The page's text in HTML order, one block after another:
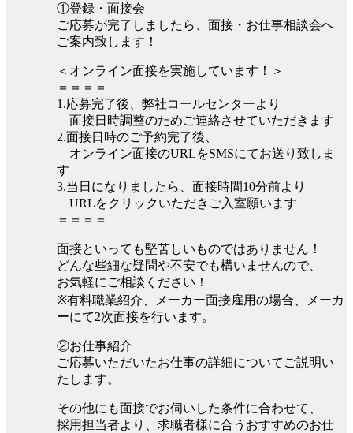
①登録・面接会
ご応募が完了しましたら、面接・お仕事相談会へ
ご案内致します！
＜オンライン面接を実施しています！＞
＝＝＝＝
1.応募完了後、弊社コールセンターより
面接日時調整のためご連絡させていただきます
2.面接日時のご予約完了後、
オンライン面接のURLをSMSにてお送り致しま
す
3.当日になりましたら、面接時間10分前より
URLをクリックいただきご入室願います
＝＝＝＝
面接といっても堅苦しいものではありません！
どんな些細な疑問や不安でも構いませんので、
お気軽にご相談ください！
※有料職業紹介、メーカー面接雇用の場合、メーカ
ーにて2次面接を行います。
②お仕事紹介
ご応募いただいたお仕事の詳細についてご説明い
たします。
その他にも面接でお伺いした条件に合わせて、
採用担当者より、求職者様に合うおすすめのお仕